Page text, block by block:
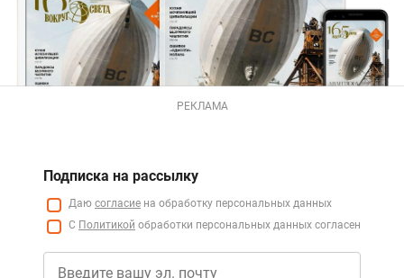
РЕКЛАМА
Подписка на рассылку
Даю согласие на обработку персональных данных
С Политикой обработки персональных данных согласен